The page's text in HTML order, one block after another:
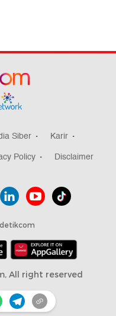
Siber
Karir
Policy Disclaimer
All right reserved